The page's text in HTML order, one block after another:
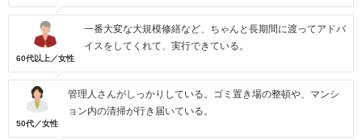
60代以上／女性
一番大変な大規模修繕など、ちゃんと長期間に渡ってアドバ
イスをしてくれて、実行できている。
50代／女性
管理人さんがしっかりしている。ゴミ置き場の整頓や、マンシ
ョン内の清掃が行き届いている。